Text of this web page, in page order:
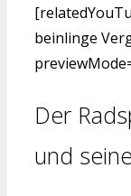
beinlinge
Der
und